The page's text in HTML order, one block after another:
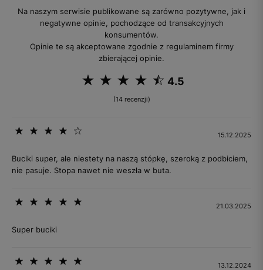
Na naszym serwisie publikowane są zarówno pozytywne, jak i
negatywne opinie, pochodzące od transakcyjnych
konsumentów.
Opinie te są akceptowane zgodnie z regulaminem firmy
zbierającej opinie.
4.5
(14 recenzji)
15.12.2025
Buciki super, ale niestety na naszą stópkę, szeroką z podbiciem,
nie pasuje. Stopa nawet nie weszła w buta.
21.03.2025
Super buciki
13.12.2024